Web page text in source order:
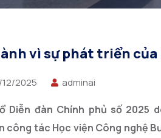
vì sự phát triển
2025 adminai
Diễn đàn Chính phủ số 2025
công tác Học viện Công nghệ